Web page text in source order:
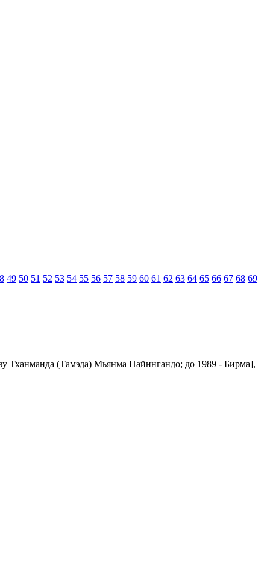
49 50 51 52 53 54 55 56 57 58 59 60 61 62 63 64 65 66 67 68 69
Тханманда (Тамэда) Мьянма Найннгандо; до 1989 - Бирма],